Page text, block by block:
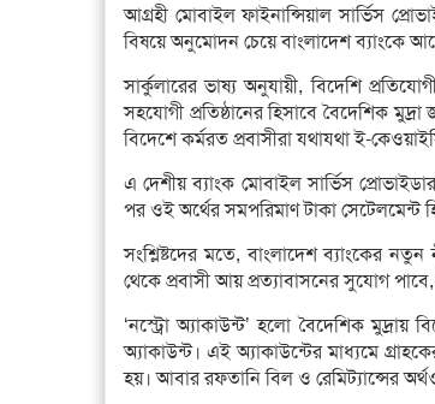
আগ্রহী মোবাইল ফাইনান্সিয়াল সার্ভিস
বিষয়ে অনুমোদন চেয়ে বাংলাদেশ ব্যাংকে
সার্কুলারের ভাষ্য অনুযায়ী, বিদেশি
সহযোগী প্রতিষ্ঠানের হিসাবে বৈদেশিক
বিদেশে কর্মরত প্রবাসীরা যথাযথা ই-
এ দেশীয় ব্যাংক মোবাইল সার্ভিস
পর ওই অর্থের সমপরিমাণ টাকা সেটেলমেন্ট
সংশ্লিষ্টদের মতে, বাংলাদেশ ব্যাংকের
থেকে প্রবাসী আয় প্রত্যাবাসনের সুযোগ
‘নস্ট্রো অ্যাকাউন্ট’ হলো বৈদেশিক মুদ্রায়
অ্যাকাউন্ট। এই অ্যাকাউন্টের মাধ্যমে
হয়। আবার রফতানি বিল ও রেমিট্যান্সের